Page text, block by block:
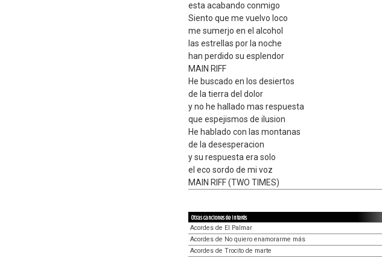
esta acabando conmigo
Siento que me vuelvo loco
me sumerjo en el alcohol
las estrellas por la noche
han perdido su esplendor
MAIN RIFF
He buscado en los desiertos
de la tierra del dolor
y no he hallado mas respuesta
que espejismos de ilusion
He hablado con las montanas
de la desesperacion
y su respuesta era solo
el eco sordo de mi voz
MAIN RIFF (TWO TIMES)
Otras canciones de interés
Acordes de El Palmar
Acordes de No quiero enamorarme más
Acordes de Trocito de marte